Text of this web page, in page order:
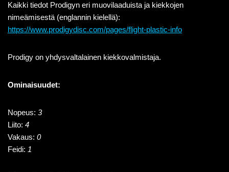
Kaikki tiedot Prodigyn eri muovilaaduista ja kiekkojen
nimeämisestä (englannin kielellä):
https://www.prodigydisc.com/pages/flight-plastic-info
Prodigy on yhdysvaltalainen kiekkovalmistaja.
Ominaisuudet:
Nopeus: 3
Liito: 4
Vakaus: 0
Feidi: 1